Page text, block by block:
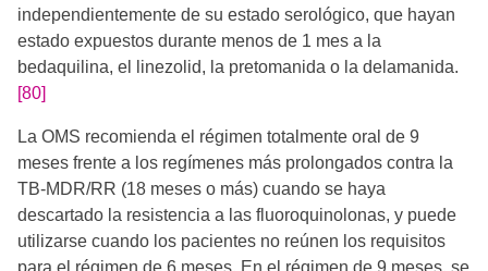
independientemente de su estado serológico, que hayan
estado expuestos durante menos de 1 mes a la
bedaquilina, el linezolid, la pretomanida o la delamanida.
[80]
La OMS recomienda el régimen totalmente oral de 9
meses frente a los regímenes más prolongados contra la
TB-MDR/RR (18 meses o más) cuando se haya
descartado la resistencia a las fluoroquinolonas, y puede
utilizarse cuando los pacientes no reúnen los requisitos
para el régimen de 6 meses. En el régimen de 9 meses, se